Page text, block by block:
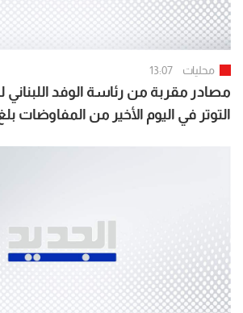
محليات 13:07
مصادر مقربة من رئاسة الوفد
التوتر في اليوم الأخير من المفاوضات